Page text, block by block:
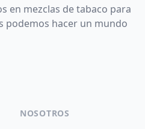
en mezclas de tabaco para
podemos hacer un mundo
NOSOTROS